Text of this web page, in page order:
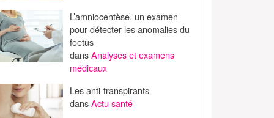
L’amniocentèse, un examen
pour détecter les anomalies du
foetus
dansAnalyses et examens
médicaux
Les anti-transpirants
dansActu santé